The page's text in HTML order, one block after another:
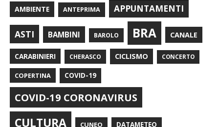
AMBIENTE ANTEPRIMA APPUNTAMENTI
ASTI BAMBINI BAROLO BRA CANALE
CARABINIERI CHERASCO CICLISMO CONCERTO
COPERTINA COVID-19
COVID-19 CORONAVIRUS
CULTURA CUNEO DATAMETEO